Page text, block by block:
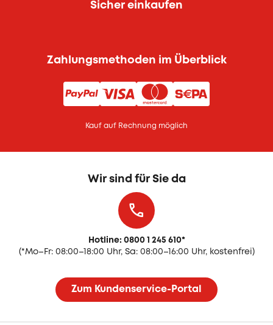
Zahlungsmethoden im Überblick
Kauf auf Rechnung möglich
Sicher einkaufen
Wir sind für Sie da
Hotline: 0800 1 245 610*
(*Mo–Fr: 08:00–18:00 Uhr, Sa: 08:00–16:00 Uhr, kostenfrei)
Zum Kundenservice-Portal